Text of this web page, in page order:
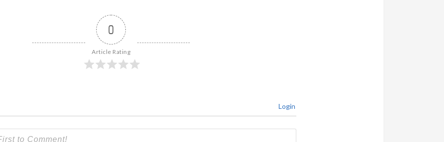
0
Article Rating
Login